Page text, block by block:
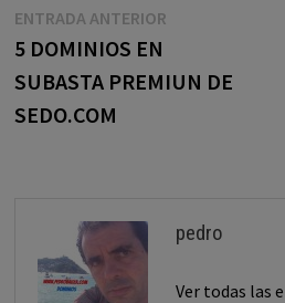
Navegación
de
entradas
ENTRADA ANTERIOREntrada
5 DOMINIOS EN
SUBASTA PREMIUN DE
SEDO.COM
pedro
Ver todas las